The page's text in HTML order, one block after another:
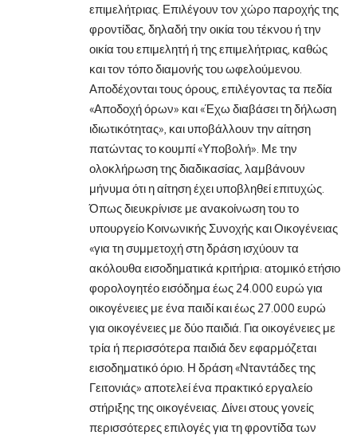
επιμελήτριας. Επιλέγουν τον χώρο παροχής της
φροντίδας, δηλαδή την οικία του τέκνου ή την
οικία του επιμελητή ή της επιμελήτριας, καθώς
και τον τόπο διαμονής του ωφελούμενου.
Αποδέχονται τους όρους, επιλέγοντας τα πεδία
«Αποδοχή όρων» και «Έχω διαβάσει τη δήλωση
ιδιωτικότητας», και υποβάλλουν την αίτηση
πατώντας το κουμπί «Υποβολή». Με την
ολοκλήρωση της διαδικασίας, λαμβάνουν
μήνυμα ότι η αίτηση έχει υποβληθεί επιτυχώς.
Όπως διευκρίνισε με ανακοίνωση του το
υπουργείο Κοινωνικής Συνοχής και Οικογένειας
«για τη συμμετοχή στη δράση ισχύουν τα
ακόλουθα εισοδηματικά κριτήρια: ατομικό ετήσιο
φορολογητέο εισόδημα έως 24.000 ευρώ για
οικογένειες με ένα παιδί και έως 27.000 ευρώ
για οικογένειες με δύο παιδιά. Για οικογένειες με
τρία ή περισσότερα παιδιά δεν εφαρμόζεται
εισοδηματικό όριο. Η δράση «Νταντάδες της
Γειτονιάς» αποτελεί ένα πρακτικό εργαλείο
στήριξης της οικογένειας. Δίνει στους γονείς
περισσότερες επιλογές για τη φροντίδα των